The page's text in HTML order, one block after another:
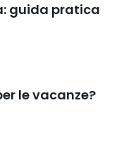
guida pratica
le vacanze?